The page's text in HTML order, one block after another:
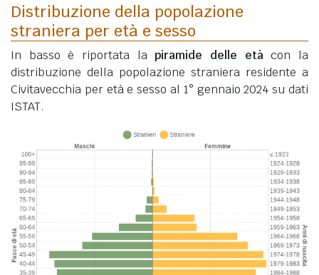
Distribuzione della popolazione
straniera per età e sesso
In basso è riportata lapiramide delle etàcon la
distribuzione della popolazione straniera residente a
Civitavecchia per età e sesso al 1° gennaio 2024 su dati
ISTAT.